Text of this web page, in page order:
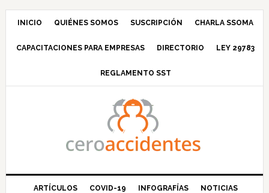
Saltar
navegación
Saltar
principal
Saltar
barra
principal
Saltar
INICIO QUIÉNES SOMOS SUSCRIPCIÓN CHARLA SSOMA
CAPACITACIONES PARA EMPRESAS DIRECTORIO LEY 29783
REGLAMENTO SST
ARTÍCULOS COVID-19 INFOGRAFÍAS NOTICIAS